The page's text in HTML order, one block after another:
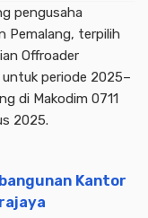
pengusaha
Pemalang, terpilih
Offroader
periode 2025–
di Makodim 0711
2025.
Kantor